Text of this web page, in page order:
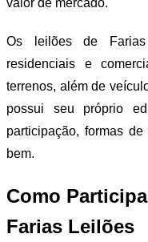
Os leilões de
residenciais e
terrenos, além de
possui seu próprio
participação, formas
bem.
Como
Farias Leilões